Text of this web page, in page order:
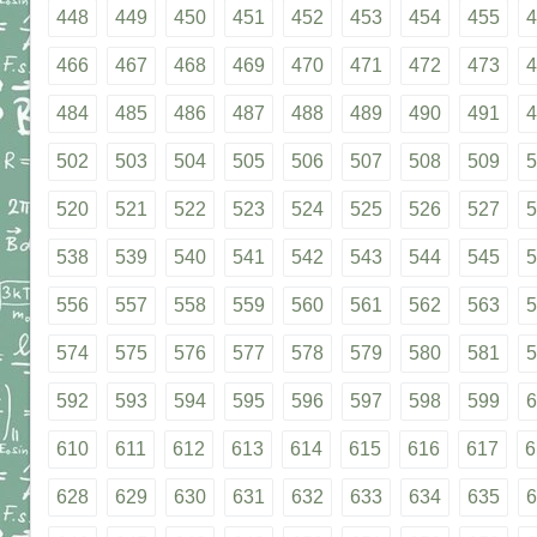
448 449 450 451 452 453 454 455
466 467 468 469 470 471 472 473
484 485 486 487 488 489 490 491
502 503 504 505 506 507 508 509
520 521 522 523 524 525 526 527
538 539 540 541 542 543 544 545
556 557 558 559 560 561 562 563
574 575 576 577 578 579 580 581
592 593 594 595 596 597 598 599
610 611 612 613 614 615 616 617
628 629 630 631 632 633 634 635